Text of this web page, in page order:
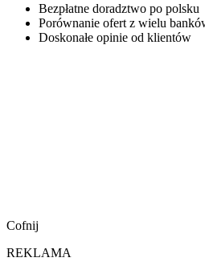
Bezpłatne doradztwo po polsku
Porównanie ofert z wielu
Doskonałe opinie od klientów
Cofnij
REKLAMA